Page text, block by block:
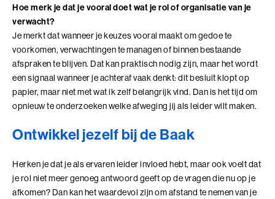
Hoe merk je dat je vooral doet wat je rol of organisatie van je
verwacht?
Je merkt dat wanneer je keuzes vooral maakt om gedoe te
voorkomen, verwachtingen te managen of binnen bestaande
afspraken te blijven. Dat kan praktisch nodig zijn, maar het wordt
een signaal wanneer je achteraf vaak denkt: dit besluit klopt op
papier, maar niet met wat ik zelf belangrijk vind. Dan is het tijd om
opnieuw te onderzoeken welke afweging jij als leider wilt maken.
Ontwikkel jezelf bij de Baak
Herken je dat je als ervaren leider invloed hebt, maar ook voelt dat
je rol niet meer genoeg antwoord geeft op de vragen die nu op je
afkomen? Dan kan het waardevol zijn om afstand te nemen van je